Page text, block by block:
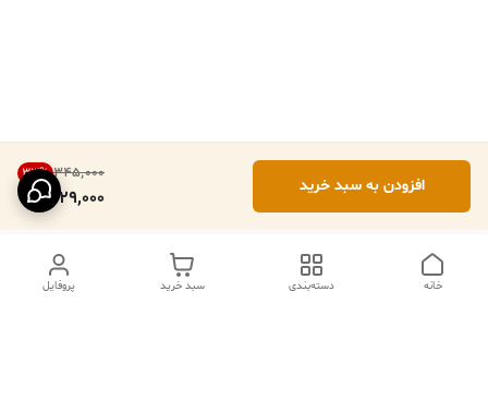
۳۴۵٬۰۰۰ 33%
229,000
افزودن به سبد خرید
پروفایل سبد خرید دسته‌بندی خانه